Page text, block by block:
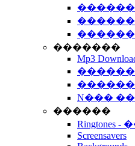
�������
Mp3
N���
������
Ringtones
Screensavers